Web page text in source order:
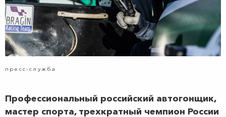
пресс-служба
Профессиональный российский автогонщик,
мастер спорта, трехкратный чемпион России